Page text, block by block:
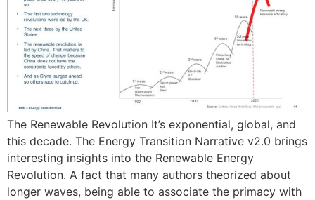
The Renewable Revolution It’s exponential, global, and
this decade. The Energy Transition Narrative v2.0 brings
interesting insights into the Renewable Energy
Revolution. A fact that many authors theorized about
longer waves, being able to associate the primacy with